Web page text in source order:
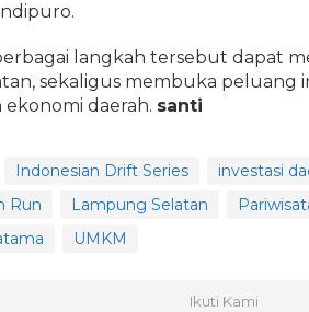
langkah tersebut dapat
sekaligus membuka peluang
daerah. santi
Indonesian Drift Series investasi
Run
Lampung Selatan
UMKM
Ikuti Kami